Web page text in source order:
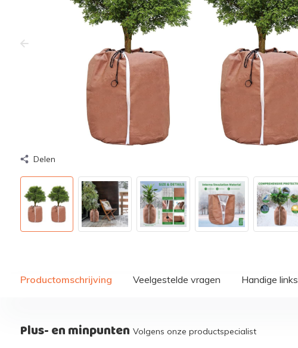
Delen
Productomschrijving Veelgestelde vragen Handige links
Plus- en minpunten Volgens onze productspecialist